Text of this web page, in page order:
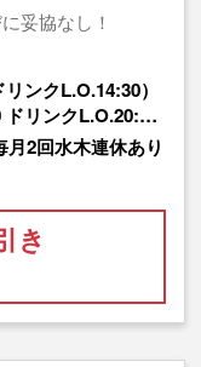
妥協なし！
ンクL.O.14:30）
ドリンクL.O.20:…
2回水木連休あり
き